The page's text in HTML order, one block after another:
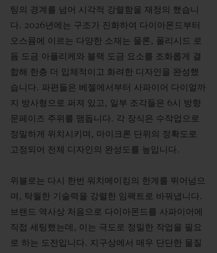
팅의 경계를 넘어 시각적 강렬함을 재정의 했습니
다. 2026년에는 구조가 진화하여 다이아몬드부터
오스뮴에 이르는 다양한 소재는 물론, 폴리시드 로
듐 도금 아플리케와 블랙 도금 요소를 조화롭게 결
합해 한층 더 입체적이고 화려한 디자인을 완성했
습니다. 파편들은 베젤에서부터 사파이어 다이얼까
지 방사형으로 퍼져 있고, 일부 조각들은 6시 방향
문페이즈 주위를 맴돕니다. 각 장식은 수작업으로
정밀하게 위치시키며, 마이크론 단위의 정확도로
고정되어 전체 디자인의 완성도를 높입니다.
위블로는 다시 한번 워치메이킹의 한계를 뛰어넘으
며, 탁월한 기술력을 강렬한 임팩트로 바꿔냅니다.
브랜드 역사상 처음으로 다이아몬드를 사파이어에
직접 세팅했는데, 이는 극도로 정밀한 작업을 필요
로 하는 도전입니다. 지구상에서 매우 단단한 물질
부티크 검색